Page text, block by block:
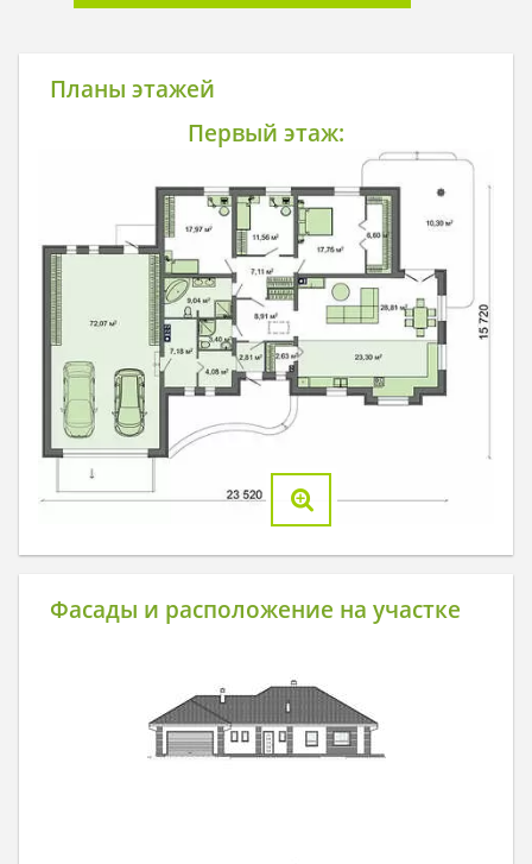
Планы этажей
Первый этаж:
Фасады и расположение на участке